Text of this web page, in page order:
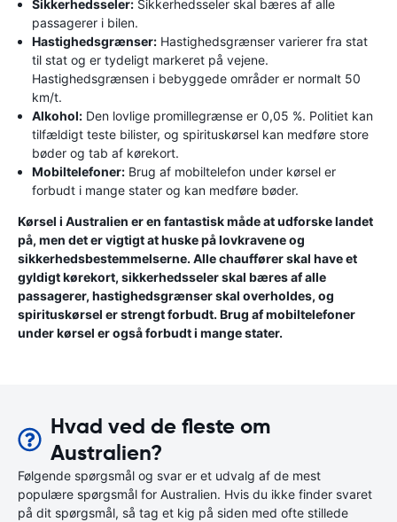
Sikkerhedsseler: Sikkerhedsseler skal bæres af alle
passagerer i bilen.
Hastighedsgrænser: Hastighedsgrænser varierer fra stat
til stat og er tydeligt markeret på vejene.
Hastighedsgrænsen i bebyggede områder er normalt 50
km/t.
Alkohol: Den lovlige promillegrænse er 0,05 %. Politiet kan
tilfældigt teste bilister, og spirituskørsel kan medføre store
bøder og tab af kørekort.
Mobiltelefoner: Brug af mobiltelefon under kørsel er
forbudt i mange stater og kan medføre bøder.
Kørsel i Australien er en fantastisk måde at udforske landet
på, men det er vigtigt at huske på lovkravene og
sikkerhedsbestemmelserne. Alle chauffører skal have et
gyldigt kørekort, sikkerhedsseler skal bæres af alle
passagerer, hastighedsgrænser skal overholdes, og
spirituskørsel er strengt forbudt. Brug af mobiltelefoner
under kørsel er også forbudt i mange stater.
Hvad ved de fleste om
Australien?
Følgende spørgsmål og svar er et udvalg af de mest
populære spørgsmål for Australien. Hvis du ikke finder svaret
på dit spørgsmål, så tag et kig på siden med ofte stillede